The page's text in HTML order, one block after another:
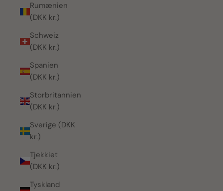
Rumænien
(DKK kr.)
Schweiz
(DKK kr.)
Spanien
(DKK kr.)
Storbritannien
(DKK kr.)
Sverige (DKK
kr.)
Tjekkiet
(DKK kr.)
Tyskland